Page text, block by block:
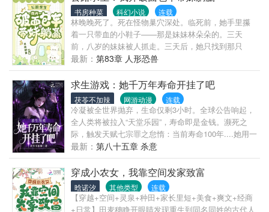
才不理会这些闲言碎语，日子是自己过的。管教叛逆
弟弟、养育人小鬼大的侄女，顺便再孝敬孝敬裴润生
那避世已久的爷爷奶奶。她靠着裴家老木匠做的古法
妆奁盒子，成功闯入有婚嫁需求的家庭，赚得盆满钵
满，顺便再打一打对头的脸，原来是你老公不能生，
舒娜在农场把日子过得风生水起。
统那里得到为苏家改命的线索。为了活命，苏星冉开
始疯狂花钱。反派大佬要救外祖一家却没钱打点？苏
星冉为了对付男女主砸钱嫁他。面对如流水一样消耗
的金银，苏星冉以为她败家人设立主了。结果，苏家
成了皇帝钦点的皇商。面对日益增长的财产，苏星冉
傻眼了。“花不完，根本花不完。”
书房种菜 科幻小说 连载
林晚晚死了。死在怪物巢穴深处。临死前，她手里攥
着一只带血的小鞋子——那是妹妹林朵朵的。三天
前，八岁的妹妹被人抓走。三天后，她只找到那只
鞋。再睁眼，她回到了末日降临的时刻。旁边是完好
的妹妹，面前是那辆破得漏风的面包车。这一次，她
绑定了一个幸运转盘——每天一次，1到100倍物资翻
倍。这一次，她谁都不信。所有骗过她的人，都要还
回来。唯一的例外，是坐在副驾驶上那个攥着小拳头
喊“姐姐我保护你”的小丫头。公路没有尽头，身后有恐
兽追逐，前方有未知的灾害。但林晚晚踩下油门，只
说了一句话：“这辈子，你吃一口热饭之前，我先替你
尝。”
最新： 第83章 人形恐兽
求生游戏：她千万年寿命开挂了吧
茯苓不加辣 网游动漫 连载
冷凝被全世界抛弃，生命仅剩3小时。全球公告响起，
全人类将被拉入“天堂乐园”，寿命即是金钱。濒死之
际，触发天赋七宗罪之怠惰：当前寿命100年....她用一
天的时间记住了六个人的脸。直到后来，整个天堂乐
园都疯了。这个叫冷凝的女性人种怎么那么强？寿命
怎么越来越多？忍不住集体哀嚎：尊敬的造物主！我
们不服！她肯定开挂了！
最新： 第八十五章 杀意
穿成小农女，我靠空间发家致富
晗诺汐 其他类型 连载
【穿越+空间+灵泉+种田+家长里短+美食+爽文+经商
+日常】田麦穗睁开眼睛发现重生到同名同姓的古代人